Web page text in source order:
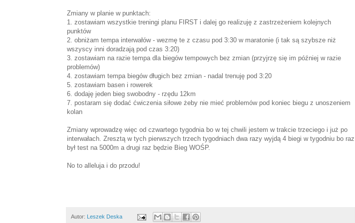
Zmiany w planie w punktach:
1. zostawiam wszystkie treningi planu FIRST i dalej go realizuję z zastrzeżeniem kolejnych
punktów
2. obniżam tempa interwałów - wezmę te z czasu pod 3:30 w maratonie (i tak są szybsze niż
wszyscy inni doradzają pod czas 3:20)
3. zostawiam na razie tempa dla biegów tempowych bez zmian (przyjrzę się im później w razie
problemów)
4. zostawiam tempa biegów długich bez zmian - nadal trenuję pod 3:20
5. zostawiam basen i rowerek
6. dodaję jeden bieg swobodny - rzędu 12km
7. postaram się dodać ćwiczenia siłowe żeby nie mieć problemów pod koniec biegu z unoszeniem
kolan
Zmiany wprowadzę więc od czwartego tygodnia bo w tej chwili jestem w trakcie trzeciego i już po
interwałach. Zresztą w tych pierwszych trzech tygodniach dwa razy wyjdą 4 biegi w tygodniu bo raz
był test na 5000m a drugi raz będzie Bieg WOŚP.
No to alleluja i do przodu!
Autor: Leszek Deska